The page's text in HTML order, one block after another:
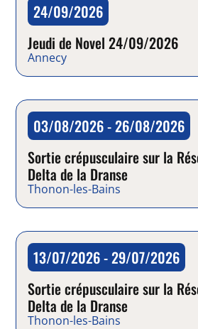
Jeudi de Novel
24/09/2026
Jeudi de Novel 24/09/2026
Annecy
Balade
03/08/2026 - 26/08/2026
Sortie crépusculaire sur la
Delta de la Dranse
Thonon-les-Bains
Balade
13/07/2026 - 29/07/2026
Sortie crépusculaire sur la
Delta de la Dranse
Thonon-les-Bains